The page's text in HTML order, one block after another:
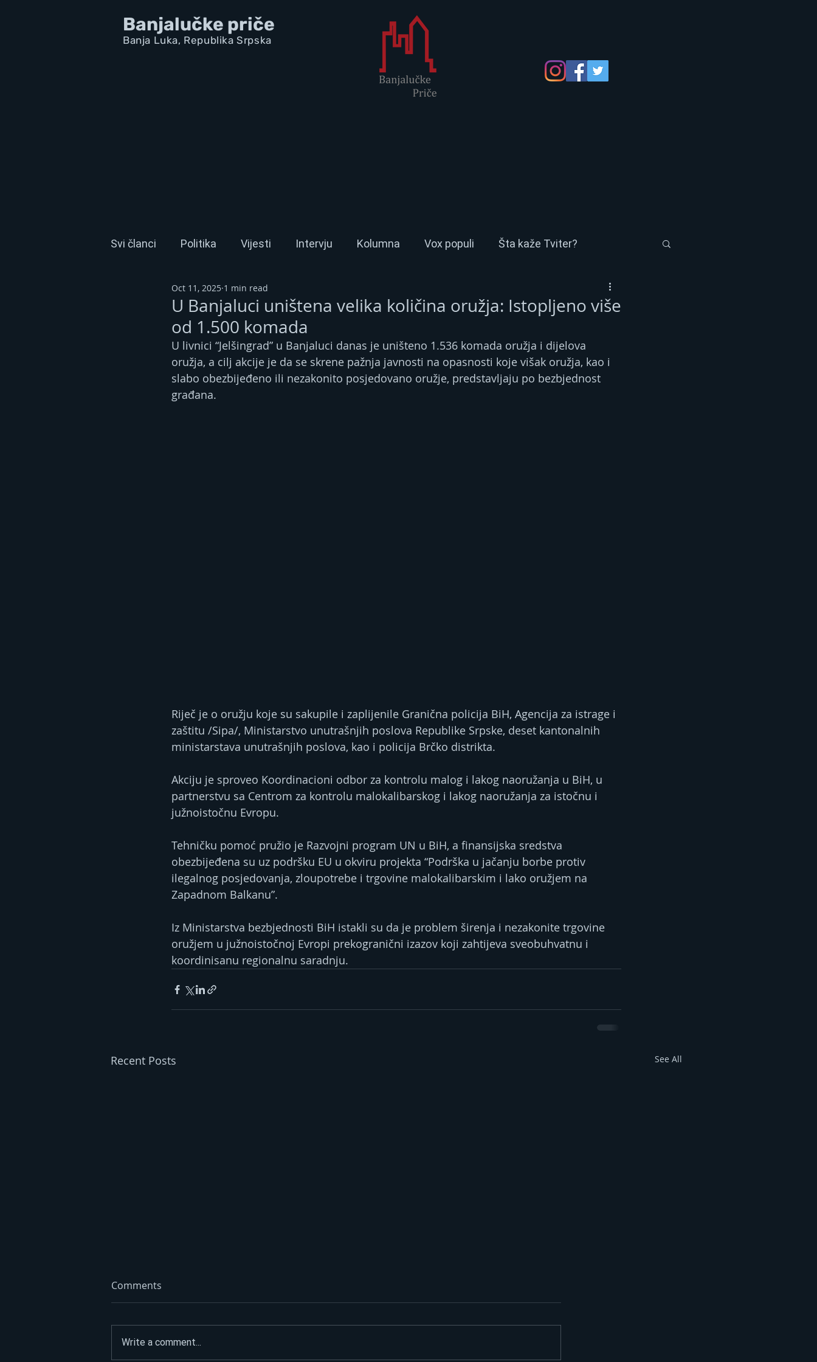
Banjalučke priče
Banja Luka, Republika Srpska
Svi članci Politika Vijesti Intervju Kolumna Vox populi Šta kaže Tviter?
U Banjaluci uništena velika količina oružja: Istopljeno više
od 1.500 komada
Oct 11, 2025 1 min read
U livnici “Jelšingrad” u Banjaluci danas je uništeno 1.536 komada oružja i dijelova
oružja, a cilj akcije je da se skrene pažnja javnosti na opasnosti koje višak oružja, kao i
slabo obezbijeđeno ili nezakonito posjedovano oružje, predstavljaju po bezbjednost
građana.
Riječ je o oružju koje su sakupile i zaplijenile Granična policija BiH, Agencija za istrage i
zaštitu /Sipa/, Ministarstvo unutrašnjih poslova Republike Srpske, deset kantonalnih
ministarstava unutrašnjih poslova, kao i policija Brčko distrikta.
Akciju je sproveo Koordinacioni odbor za kontrolu malog i lakog naoružanja u BiH, u
partnerstvu sa Centrom za kontrolu malokalibarskog i lakog naoružanja za istočnu i
južnoistočnu Evropu.
Tehničku pomoć pružio je Razvojni program UN u BiH, a finansijska sredstva
obezbijeđena su uz podršku EU u okviru projekta “Podrška u jačanju borbe protiv
ilegalnog posjedovanja, zloupotrebe i trgovine malokalibarskim i lako oružjem na
Zapadnom Balkanu”.
Iz Ministarstva bezbjednosti BiH istakli su da je problem širenja i nezakonite trgovine
oružjem u južnoistočnoj Evropi prekogranični izazov koji zahtijeva sveobuhvatnu i
koordinisanu regionalnu saradnju.
Recent Posts See All
Comments
Write a comment...